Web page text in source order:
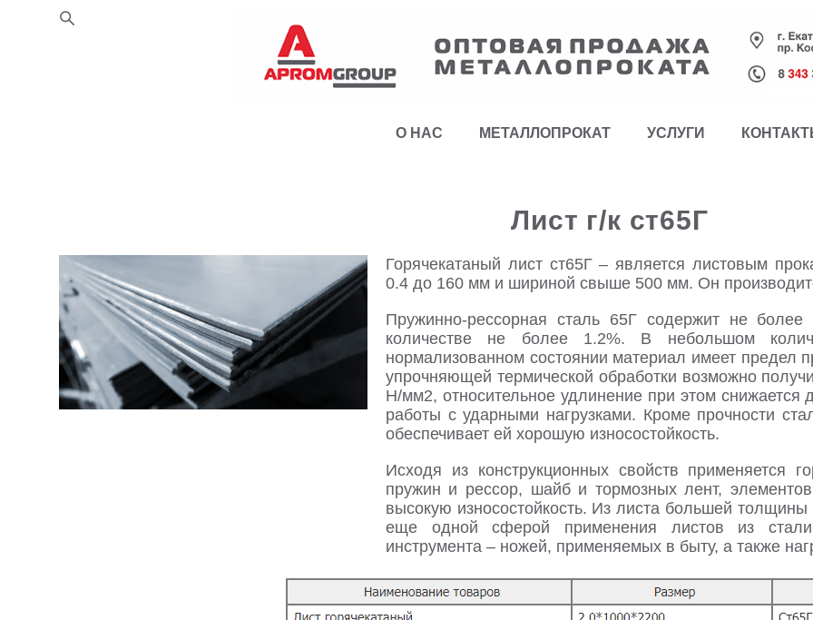
О НАС МЕТАЛЛОПРОКАТ УСЛУГИ
Лист г/к ст65Г
Горячекатаный лист ст65Г – является листовым
0.4 до 160 мм и шириной свыше 500 мм. Он
Пружинно-рессорная сталь 65Г содержит не
количестве не более 1.2%. В небольшом
нормализованном состоянии материал имеет предел
упрочняющей термической обработки возможно
Н/мм2, относительное удлинение при этом
работы с ударными нагрузками. Кроме прочности
обеспечивает ей хорошую износостойкость.
Исходя из конструкционных свойств применяется
пружин и рессор, шайб и тормозных лент,
высокую износостойкость. Из листа большей
еще одной сферой применения листов из стали
инструмента – ножей, применяемых в быту, а также